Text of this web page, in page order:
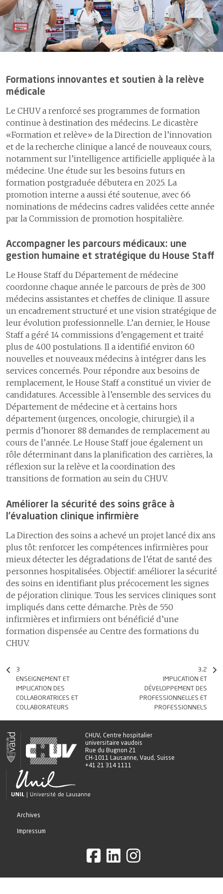
Collaboration entre proches
et professionnelles ou
professionnels de la santé
Partenariats au sein du
Réalisations au sein des
pôles d’expertises et
médecine hautement
Enseignement et
implication des
collaboratrices et
collaborateurs
Implication et
développement des
professionnels
sécurité intégrée
4.2
Amélioration des processus
cliniques
4.3
Amélioration des
l’institution
organisation
5.1 Gouvernance
5.2
Efficience et transformations
- Plan Impulsion
Ressources humaines
Responsabilité environnementale, sociale et
infrastructures
Environnement
Responsabilité sociétale
Infrastructures
Recherche et innovation
Numérique et Culture
Formations innovantes et soutien à la relève
médicale
Le CHUV a renforcé ses programmes de formation
continue à destination des médecins. Le dicastère
«Formation et relève» de la Direction de l’innovation
et de la recherche clinique a lancé de nouveaux cours,
notamment sur l’intelligence artificielle appliquée à la
médecine. Une étude sur les besoins futurs en
formation postgraduée débutera en 2025. La
promotion interne a aussi été soutenue, avec 66
nominations de médecins cadres validées cette année
par la Commission de promotion hospitalière.
Accompagner les parcours médicaux: une
gestion humaine et stratégique du House Staff
Le House Staff du Département de médecine
coordonne chaque année le parcours de près de 300
médecins assistant·e·s et chef·fe·s de clinique. Il assure
un encadrement structuré et une vision stratégique de
leur évolution professionnelle. L’an dernier, le House
Staff a géré 14 commissions d’engagement et traité
plus de 400 postulations. Il a identifié environ 60
nouvelles et nouveaux médecins à intégrer dans les
services concernés. Pour répondre aux besoins de
remplacement, le House Staff a constitué un vivier de
candidatures. Accessible à l’ensemble des services du
Département de médecine et à certains hors
département (urgences, oncologie, chirurgie), il a
permis d’honorer 88 demandes de remplacement au
cours de l’année. Le House Staff joue également un
rôle déterminant dans la planification des carrières, la
réflexion sur la relève et la coordination des
transitions de formation au sein du CHUV.
Améliorer la sécurité des soins grâce à
l’évaluation clinique infirmière
La Direction des soins a achevé un projet lancé dix ans
plus tôt: renforcer les compétences infirmières pour
mieux détecter les dégradations de l’état de santé des
personnes hospitalisées. Objectif: améliorer la sécurité
des soins en identifiant plus précocement les signes
de péjoration clinique. Tous les services cliniques sont
impliqués dans cette démarche. Près de 550
infirmières et infirmiers ont bénéficié d’une
formation dispensée au Centre des formations du
CHUV.
3
ENSEIGNEMENT ET
IMPLICATION DES
COLLABORATRICES ET
COLLABORATEURS
3.2
IMPLICATION ET
DÉVELOPPEMENT DES
PROFESSIONNELLES ET
PROFESSIONNELS
CHUV, Centre hospitalier
universitaire vaudois
Rue du Bugnon 21
CH-1011 Lausanne, Vaud, Suisse
+41 21 314 1111
Archives
Impressum